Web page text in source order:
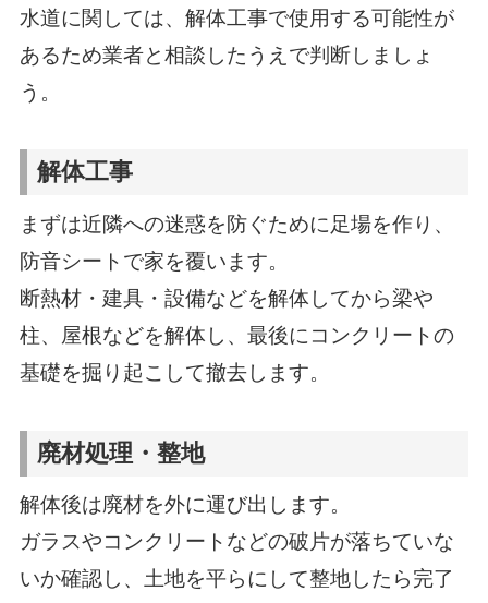
水道に関しては、解体工事で使用する可能性が
あるため業者と相談したうえで判断しましょ
う。
解体工事
まずは近隣への迷惑を防ぐために足場を作り、
防音シートで家を覆います。
断熱材・建具・設備などを解体してから梁や
柱、屋根などを解体し、最後にコンクリートの
基礎を掘り起こして撤去します。
廃材処理・整地
解体後は廃材を外に運び出します。
ガラスやコンクリートなどの破片が落ちていな
いか確認し、土地を平らにして整地したら完了